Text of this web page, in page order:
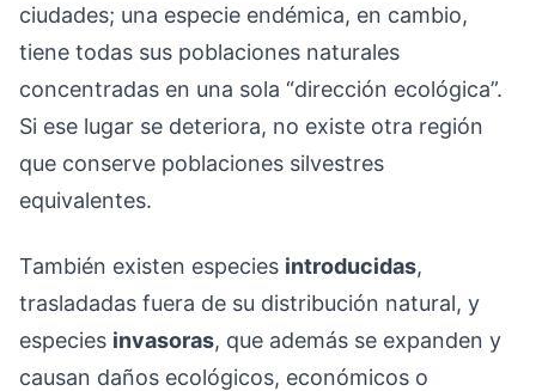
ciudades; una especie endémica, en cambio,
tiene todas sus poblaciones naturales
concentradas en una sola “dirección ecológica”.
Si ese lugar se deteriora, no existe otra región
que conserve poblaciones silvestres
equivalentes.
También existen especies introducidas,
trasladadas fuera de su distribución natural, y
especies invasoras, que además se expanden y
causan daños ecológicos, económicos o